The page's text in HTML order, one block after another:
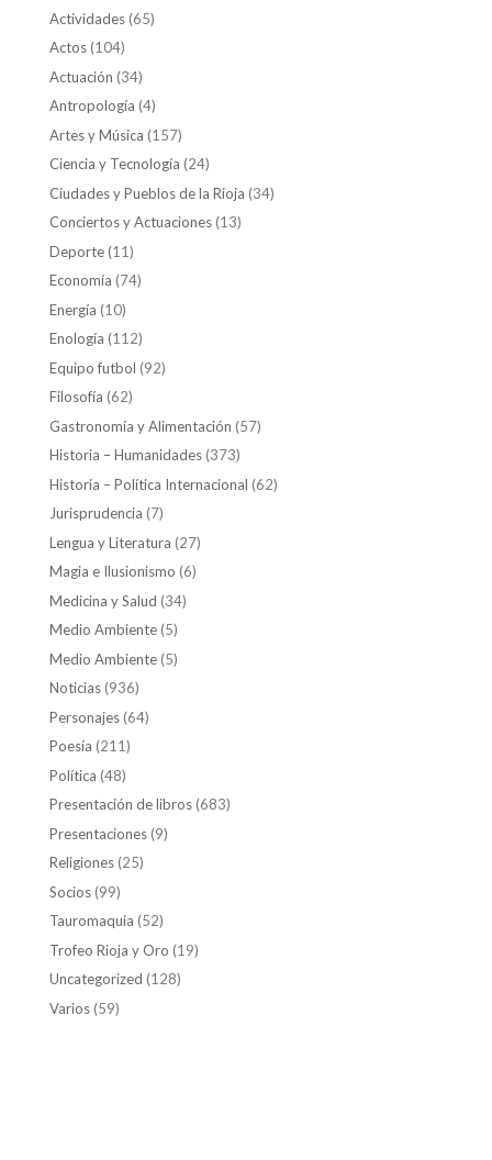
Actividades(65)
Actos(104)
Actuación (34)
Antropología (4)
Artes y Música (157)
Ciencia y Tecnología (24)
Ciudades y Pueblos de la Rioja (34)
Conciertos y Actuaciones(13)
Deporte(11)
Economía (74)
Energía (10)
Enología (112)
Equipo futbol (92)
Filosofía (62)
Gastronomía y Alimentación (57)
Historia – Humanidades(373)
Historia – Política Internacional (62)
Jurisprudencia (7)
Lengua y Literatura (27)
Magia e Ilusionismo (6)
Medicina y Salud (34)
Medio Ambiente(5)
Medio Ambiente(5)
Noticias(936)
Personajes(64)
Poesía (211)
Política (48)
Presentación de libros(683)
Presentaciones(9)
Religiones(25)
Socios(99)
Tauromaquia (52)
Trofeo Rioja y Oro (19)
Uncategorized (128)
Varios(59)